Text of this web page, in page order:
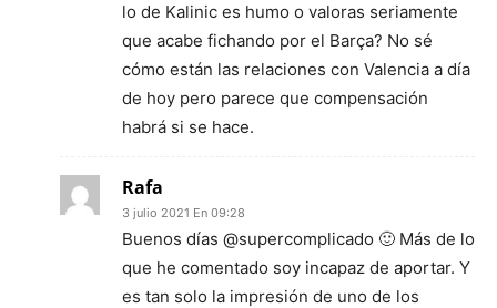
lo de Kalinic es humo o valoras seriamente
que acabe fichando por el Barça? No sé
cómo están las relaciones con Valencia a día
de hoy pero parece que compensación
habrá si se hace.
Rafa
3 julio 2021 En 09:28
Buenos días @supercomplicado 🙂 Más de lo
que he comentado soy incapaz de aportar. Y
es tan solo la impresión de uno de los